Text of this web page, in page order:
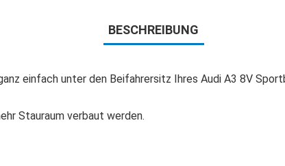
BESCHREIBUNG
einfach unter den Beifahrersitz Ihres Audi A3 8V
Stauraum verbaut werden.